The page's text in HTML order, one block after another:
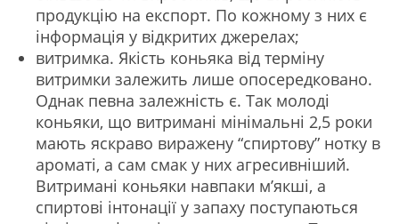
продукцію на експорт. По кожному з них є
інформація у відкритих джерелах;
витримка. Якість коньяка від терміну
витримки залежить лише опосередковано.
Однак певна залежність є. Так молоді
коньяки, що витримані мінімальні 2,5 роки
мають яскраво виражену “спиртову” нотку в
ароматі, а сам смак у них агресивніший.
Витримані коньяки навпаки м’якші, а
спиртові інтонації у запаху поступаються